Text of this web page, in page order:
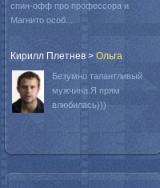
спин-офф про профессора и
Магнито особ...
Кирилл Плетнев > Oльга
Безумно талантливый
мужчина.Я прям
влюбилась)))